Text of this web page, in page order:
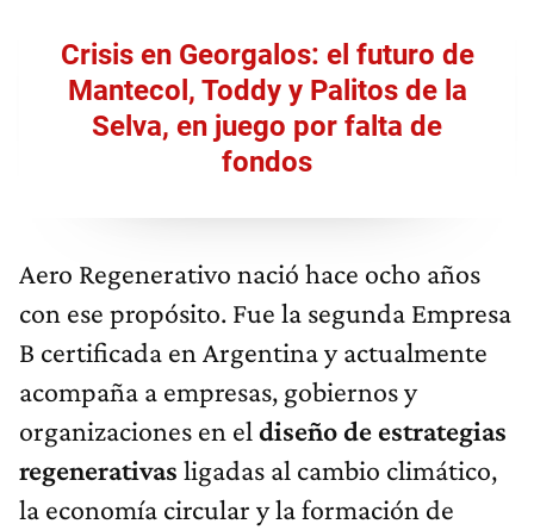
Crisis en Georgalos: el futuro de
Mantecol, Toddy y Palitos de la
Selva, en juego por falta de
fondos
Aero Regenerativo nació hace ocho años
con ese propósito. Fue la segunda Empresa
B certificada en Argentina y actualmente
acompaña a empresas, gobiernos y
organizaciones en el diseño de estrategias
regenerativas ligadas al cambio climático,
la economía circular y la formación de